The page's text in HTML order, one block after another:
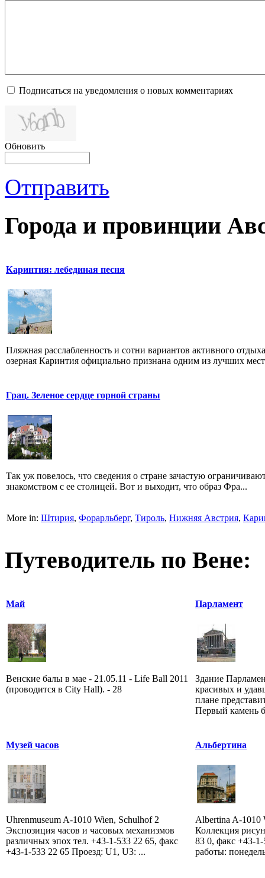
Подписаться на уведомления о новых комментариях
Обновить
Отправить
Города и провинции
Каринтия: лебединая песня
Пляжная расслабленность и сотни вариантов активного
озерная Каринтия официально признана одним из лучших
Грац. Зеленое сердце горной страны
Так уж повелось, что сведения о стране зачастую
знакомством с ее столицей. Вот и выходит, что образ Фра...
More in: Штирия, Форарльберг, Тироль, Нижняя Австрия,
Путеводитель по Вене:
Май
Венские балы в мае - 21.05.11 - Life Ball 2011
(проводится в City Hall). - 28
Парламент
Здание
красивых и
плане
Первый камень
Музей часов
Uhrenmuseum A-1010 Wien, Schulhof 2
Экспозиция часов и часовых механизмов
различных эпох тел. +43-1-533 22 65, факс
+43-1-533 22 65 Проезд: U1, U3: ...
Альбертина
Albertina A-1010
Коллекция
83 0, факс +43-
работы: